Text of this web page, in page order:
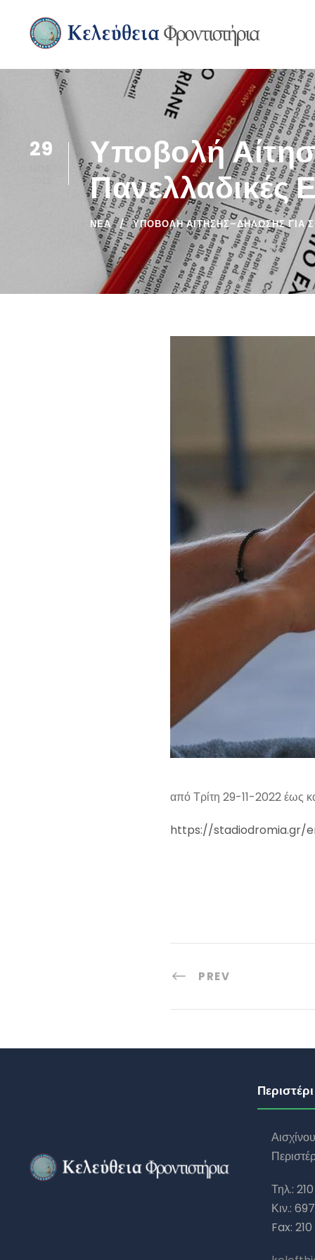
29
Υποβολή
Πανελλαδικές
ΝΈΑ ΥΠΟΒΟΛΉ ΑΊΤΗΣΗΣ–ΔΉΛΩΣΗΣ ΓΙΑ
από Τρίτη 29-11-2022 έως
https://stadiodromia.gr/
PREV
Περιστέρι
Τηλ.:
Κιν.:
Fax: